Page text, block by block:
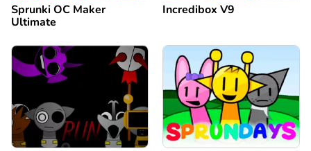
Sprunki OC Maker
Ultimate
Incredibox V9